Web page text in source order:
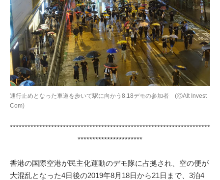
通行止めとなった車道を歩いて駅に向かう8.18デモの参加者 (ⒸAlt Invest
Com)
********************************************************************
**********************
香港の国際空港が民主化運動のデモ隊に占拠され、空の便が
大混乱となった4日後の2019年8月18日から21日まで、3泊4